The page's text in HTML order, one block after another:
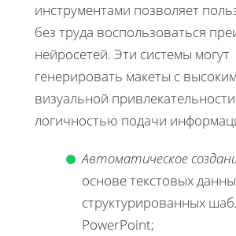
инструментами позволяет
без труда воспользоваться
нейросетей. Эти системы могут
генерировать макеты с
визуальной
логичностью подачи
Автоматическое
основе текстовых
структурированных
PowerPoint;